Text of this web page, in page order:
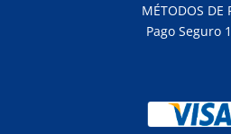
MÉTODOS DE
Pago Seguro